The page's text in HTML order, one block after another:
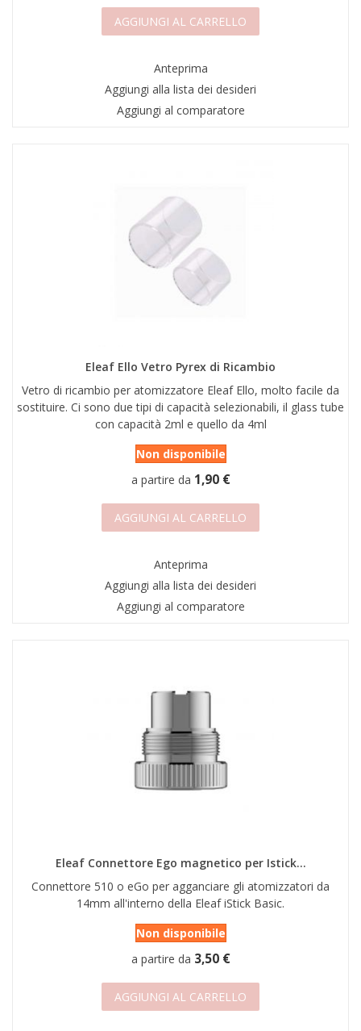
AGGIUNGI AL CARRELLO
Anteprima
Aggiungi alla lista dei desideri
Aggiungi al comparatore
Eleaf Ello Vetro Pyrex di Ricambio
Vetro di ricambio per atomizzatore Eleaf Ello, molto facile da
sostituire. Ci sono due tipi di capacità selezionabili, il glass tube
con capacità 2ml e quello da 4ml
Non disponibile
a partire da 1,90 €
AGGIUNGI AL CARRELLO
Anteprima
Aggiungi alla lista dei desideri
Aggiungi al comparatore
Eleaf Connettore Ego magnetico per Istick...
Connettore 510 o eGo per agganciare gli atomizzatori da
14mm all'interno della Eleaf iStick Basic.
Non disponibile
a partire da 3,50 €
AGGIUNGI AL CARRELLO